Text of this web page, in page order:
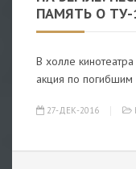
ПАМЯТЬ О ТУ-
В холле
акция по погибшим
27-ДЕК-2016